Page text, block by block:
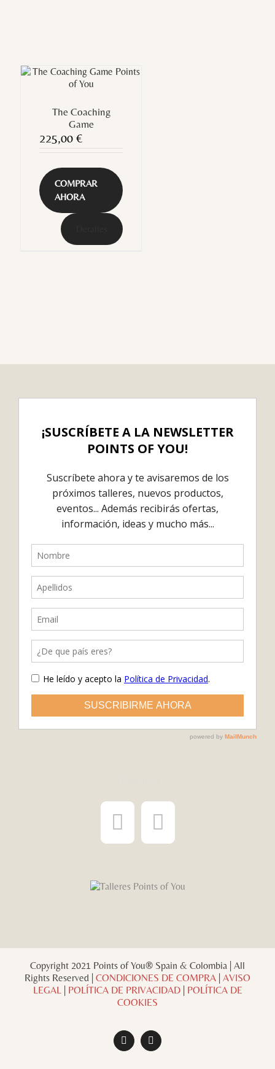
The Coaching
Game
225,00 €
COMPRAR
AHORA
Copyright 2021 Points of You® Spain & Colombia | All
Rights Reserved | CONDICIONES DE COMPRA AVISO
LEGAL
POLÍTICA DE PRIVACIDAD| POLÍTICA DE
COOKIES
FacebookInstagram